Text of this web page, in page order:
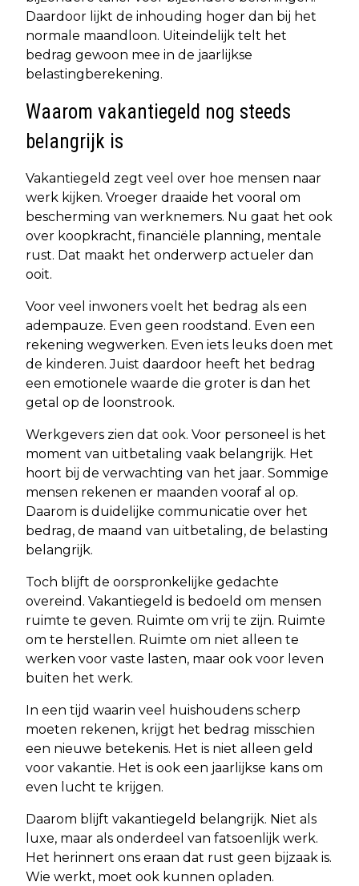
Daardoor lijkt de inhouding hoger dan bij het
normale maandloon. Uiteindelijk telt het
bedrag gewoon mee in de jaarlijkse
belastingberekening.
Waarom vakantiegeld nog steeds
belangrijk is
Vakantiegeld zegt veel over hoe mensen naar
werk kijken. Vroeger draaide het vooral om
bescherming van werknemers. Nu gaat het ook
over koopkracht, financiële planning, mentale
rust. Dat maakt het onderwerp actueler dan
ooit.
Voor veel inwoners voelt het bedrag als een
adempauze. Even geen roodstand. Even een
rekening wegwerken. Even iets leuks doen met
de kinderen. Juist daardoor heeft het bedrag
een emotionele waarde die groter is dan het
getal op de loonstrook.
Werkgevers zien dat ook. Voor personeel is het
moment van uitbetaling vaak belangrijk. Het
hoort bij de verwachting van het jaar. Sommige
mensen rekenen er maanden vooraf al op.
Daarom is duidelijke communicatie over het
bedrag, de maand van uitbetaling, de belasting
belangrijk.
Toch blijft de oorspronkelijke gedachte
overeind. Vakantiegeld is bedoeld om mensen
ruimte te geven. Ruimte om vrij te zijn. Ruimte
om te herstellen. Ruimte om niet alleen te
werken voor vaste lasten, maar ook voor leven
buiten het werk.
In een tijd waarin veel huishoudens scherp
moeten rekenen, krijgt het bedrag misschien
een nieuwe betekenis. Het is niet alleen geld
voor vakantie. Het is ook een jaarlijkse kans om
even lucht te krijgen.
Daarom blijft vakantiegeld belangrijk. Niet als
luxe, maar als onderdeel van fatsoenlijk werk.
Het herinnert ons eraan dat rust geen bijzaak is.
Wie werkt, moet ook kunnen opladen.